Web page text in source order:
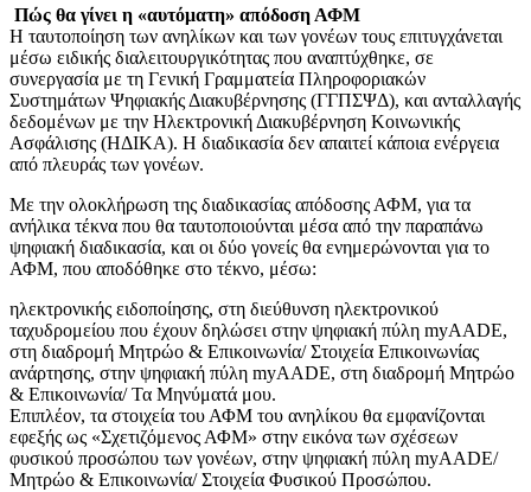
Πώς θα γίνει η «αυτόματη» απόδοση ΑΦΜ
H ταυτοποίηση των ανηλίκων και των γονέων τους επιτυγχάνεται
μέσω ειδικής διαλειτουργικότητας που αναπτύχθηκε, σε
συνεργασία με τη Γενική Γραμματεία Πληροφοριακών
Συστημάτων Ψηφιακής Διακυβέρνησης (ΓΓΠΣΨΔ), και ανταλλαγής
δεδομένων με την Ηλεκτρονική Διακυβέρνηση Κοινωνικής
Ασφάλισης (ΗΔΙΚΑ). Η διαδικασία δεν απαιτεί κάποια ενέργεια
από πλευράς των γονέων.
Με την ολοκλήρωση της διαδικασίας απόδοσης ΑΦΜ, για τα
ανήλικα τέκνα που θα ταυτοποιούνται μέσα από την παραπάνω
ψηφιακή διαδικασία, και οι δύο γονείς θα ενημερώνονται για το
ΑΦΜ, που αποδόθηκε στο τέκνο, μέσω:
ηλεκτρονικής ειδοποίησης, στη διεύθυνση ηλεκτρονικού
ταχυδρομείου που έχουν δηλώσει στην ψηφιακή πύλη myAADE,
στη διαδρομή Μητρώο & Επικοινωνία/ Στοιχεία Επικοινωνίας
ανάρτησης, στην ψηφιακή πύλη myAADE, στη διαδρομή Μητρώο
& Επικοινωνία/ Τα Μηνύματά μου.
Επιπλέον, τα στοιχεία του ΑΦΜ του ανηλίκου θα εμφανίζονται
εφεξής ως «Σχετιζόμενος ΑΦΜ» στην εικόνα των σχέσεων
φυσικού προσώπου των γονέων, στην ψηφιακή πύλη myAADE/
Μητρώο & Επικοινωνία/ Στοιχεία Φυσικού Προσώπου.